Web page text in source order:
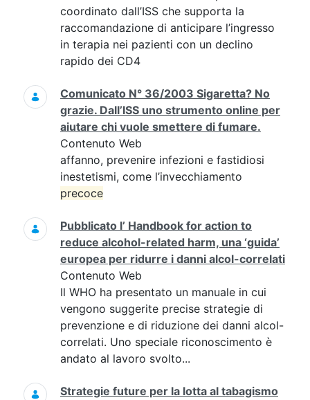
coordinato dall’ISS che supporta la
raccomandazione di anticipare l’ingresso
in terapia nei pazienti con un declino
rapido dei CD4
Comunicato N° 36/2003 Sigaretta? No
grazie. Dall’ISS uno strumento online per
aiutare chi vuole smettere di fumare.
Contenuto Web
affanno, prevenire infezioni e fastidiosi
inestetismi, come l’invecchiamento
precoce
Pubblicato l’ Handbook for action to
reduce alcohol-related harm, una ‘guida’
europea per ridurre i danni alcol-correlati
Contenuto Web
Il WHO ha presentato un manuale in cui
vengono suggerite precise strategie di
prevenzione e di riduzione dei danni alcol-
correlati. Uno speciale riconoscimento è
andato al lavoro svolto...
Strategie future per la lotta al tabagismo